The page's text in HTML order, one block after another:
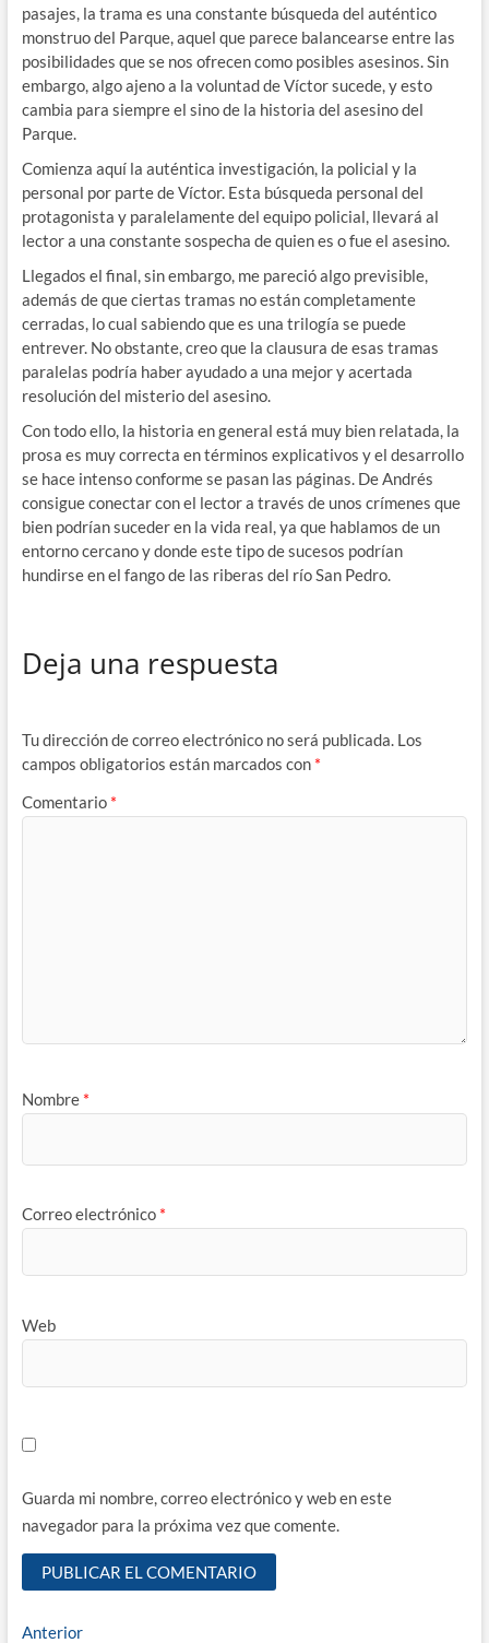
pasajes, la trama es una constante búsqueda del auténtico
monstruo del Parque, aquel que parece balancearse entre las
posibilidades que se nos ofrecen como posibles asesinos. Sin
embargo, algo ajeno a la voluntad de Víctor sucede, y esto
cambia para siempre el sino de la historia del asesino del
Parque.
Comienza aquí la auténtica investigación, la policial y la
personal por parte de Víctor. Esta búsqueda personal del
protagonista y paralelamente del equipo policial, llevará al
lector a una constante sospecha de quien es o fue el asesino.
Llegados el final, sin embargo, me pareció algo previsible,
además de que ciertas tramas no están completamente
cerradas, lo cual sabiendo que es una trilogía se puede
entrever. No obstante, creo que la clausura de esas tramas
paralelas podría haber ayudado a una mejor y acertada
resolución del misterio del asesino.
Con todo ello, la historia en general está muy bien relatada, la
prosa es muy correcta en términos explicativos y el desarrollo
se hace intenso conforme se pasan las páginas. De Andrés
consigue conectar con el lector a través de unos crímenes que
bien podrían suceder en la vida real, ya que hablamos de un
entorno cercano y donde este tipo de sucesos podrían
hundirse en el fango de las riberas del río San Pedro.
Deja una respuesta
Tu dirección de correo electrónico no será publicada. Los
campos obligatorios están marcados con *
Comentario *
Nombre *
Correo electrónico *
Web
Guarda mi nombre, correo electrónico y web en este
navegador para la próxima vez que comente.
AnteriorEntrada